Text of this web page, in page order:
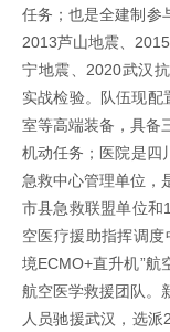
任务；也是全建制参
2013芦山地震、
宁地震、2020武汉
实战检验。队伍现配
室等高端装备，具备
机动任务；医院是四
急救中心管理单位，
市县急救联盟单位和
空医疗援助指挥调
境ECMO+直升机”航
航空医学救援团队。
人员驰援武汉，选